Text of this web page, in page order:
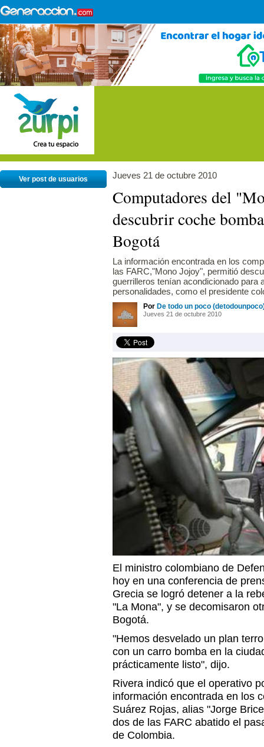
Ver post de usuarios Jueves 21 de octubre 2010
Computadores del
descubrir coche
Bogotá
La información encontrada en los
las FARC,"Mono Jojoy", permitió
guerrilleros tenían acondicionado para
personalidades, como el presidente
Por De todo un poco
Jueves 21 de octubre 2010
El ministro colombiano de
hoy en una conferencia de
Grecia se logró detener a la
"La Mona", y se decomisaron
Bogotá.
"Hemos desvelado un plan
con un carro bomba en la
prácticamente listo", dijo.
Rivera indicó que el operativo
información encontrada en los
Suárez Rojas, alias "Jorge
dos de las FARC abatido el
de Colombia.